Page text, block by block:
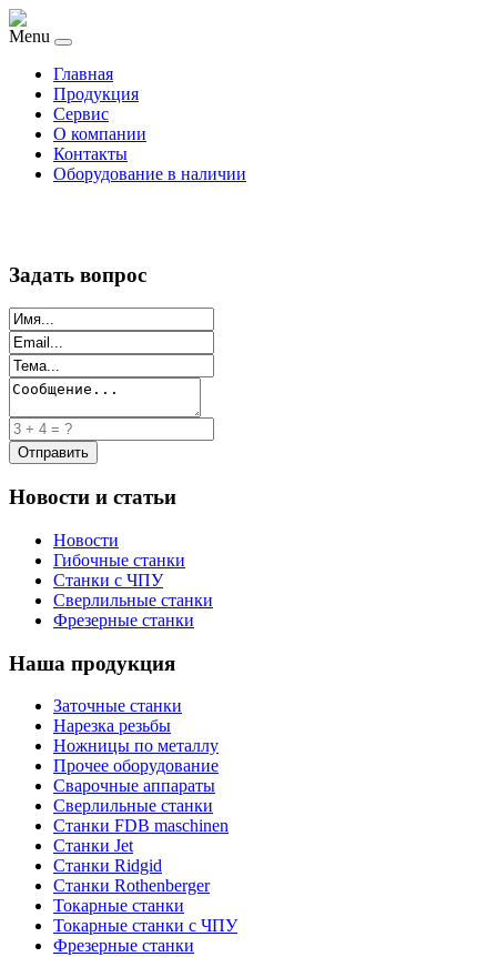
Menu
Главная
Продукция
Сервис
О компании
Контакты
Оборудование в наличии
Задать вопрос
Новости и статьи
Новости
Гибочные станки
Станки с ЧПУ
Сверлильные станки
Фрезерные станки
Наша продукция
Заточные станки
Нарезка резьбы
Ножницы по металлу
Прочее оборудование
Сварочные аппараты
Сверлильные станки
Станки FDB maschinen
Станки Jet
Станки Ridgid
Станки Rothenberger
Токарные станки
Токарные станки с ЧПУ
Фрезерные станки